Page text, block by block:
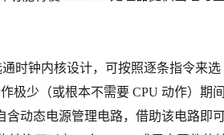
时钟内核设计，可按照逐条指令来选
极少（或根本不需要 CPU 动作）期
含动态电源管理电路，借助该电路即